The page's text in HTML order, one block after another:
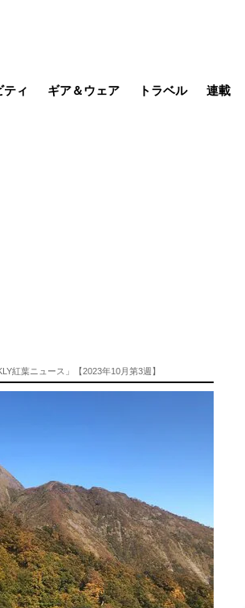
ティ ギア＆ウェア トラベル 連載
紅葉ニュース」【2023年10月第3週】